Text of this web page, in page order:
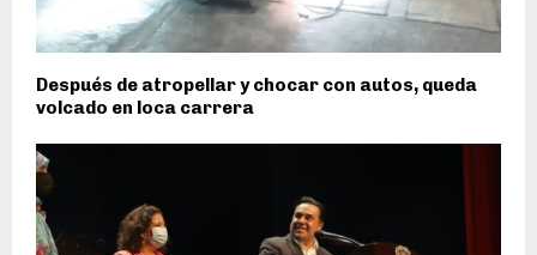
Después de atropellar y chocar con autos, queda
volcado en loca carrera